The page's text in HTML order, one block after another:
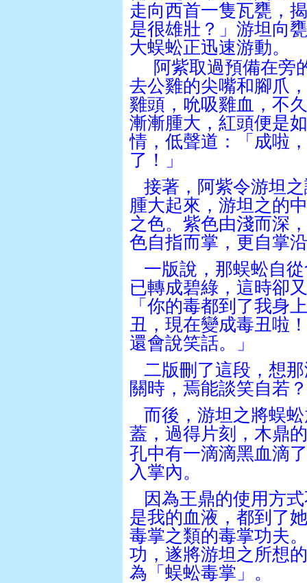
走向西首一隻瓦甕，
是很雄壯？」游坦向
大蜈蚣正迅速游動。
阿紫取過預備在旁
去公雞的尖嘴和腳爪
雞頭，吮吸雞血，不
漸漸腫大，紅頭便是
情，低聲道：「成啦
了！」
接著，阿紫令游坦
腫大起來，游坦之的
之色。紫色由淺而深
色自指而掌，更自掌
一版說，那蜈蚣自
已轉成碧綠，這時卻
「你的毒都到了我身
丑，現在變成毒丑啦
還會說笑話。」
二版刪了這段，想
關時，焉能談笑自若？
而後，游坦之將蜈
蓋，過得片刻，木鼎的
孔中有一滴滴黑血滴
入掌內。
因為王鼎的使用方
是我的血液，都到了
毒掌之類的毒掌功夫
功，遂將游坦之所想
為「蜈蚣毒掌」。